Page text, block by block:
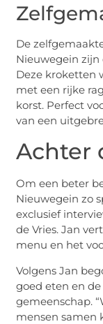
De
Nieuwegein zijn
Deze kroketten
met een rijke
korst. Perfect
van een
Achter
Om een beter
Nieuwegein zo
exclusief
de Vries. Jan
menu en het
Volgens Jan
goed eten en
gemeenschap.
mensen samen